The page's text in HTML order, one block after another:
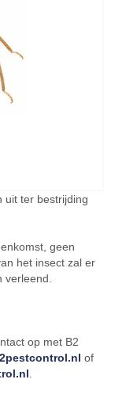
uit ter bestrijding
geen
het insect zal er
verleend.
op met B2
of
.